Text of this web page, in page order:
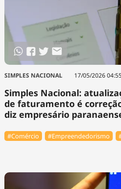
SIMPLES NACIONAL 17/05/2026
Simples Nacional:
de faturamento é
diz empresário
#Comércio #Empreendedorismo